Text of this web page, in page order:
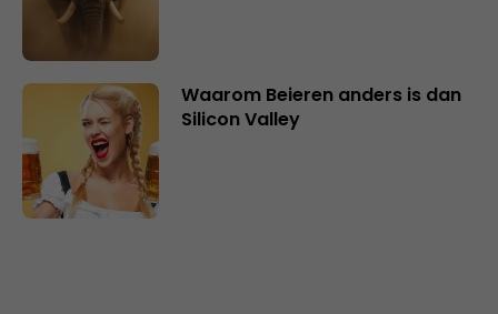
Waarom Beieren anders is dan
Silicon Valley